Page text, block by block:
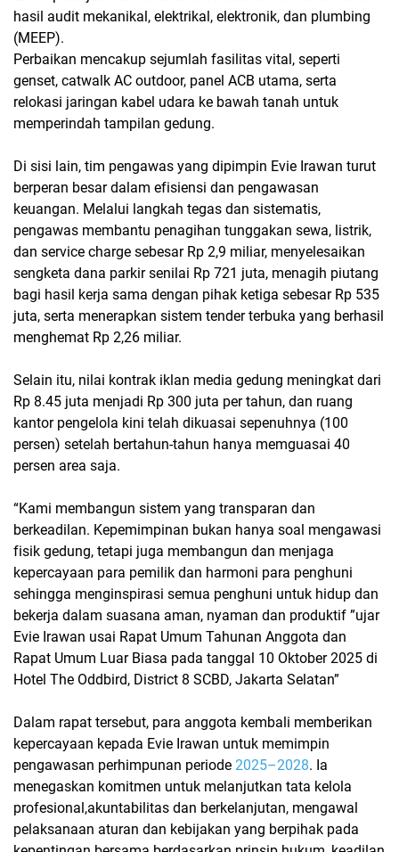
hasil audit mekanikal, elektrikal, elektronik, dan plumbing
(MEEP).
Perbaikan mencakup sejumlah fasilitas vital, seperti
genset, catwalk AC outdoor, panel ACB utama, serta
relokasi jaringan kabel udara ke bawah tanah untuk
memperindah tampilan gedung.
Di sisi lain, tim pengawas yang dipimpin Evie Irawan turut
berperan besar dalam efisiensi dan pengawasan
keuangan. Melalui langkah tegas dan sistematis,
pengawas membantu penagihan tunggakan sewa, listrik,
dan service charge sebesar Rp 2,9 miliar, menyelesaikan
sengketa dana parkir senilai Rp 721 juta, menagih piutang
bagi hasil kerja sama dengan pihak ketiga sebesar Rp 535
juta, serta menerapkan sistem tender terbuka yang berhasil
menghemat Rp 2,26 miliar.
Selain itu, nilai kontrak iklan media gedung meningkat dari
Rp 8.45 juta menjadi Rp 300 juta per tahun, dan ruang
kantor pengelola kini telah dikuasai sepenuhnya (100
persen) setelah bertahun-tahun hanya memguasai 40
persen area saja.
“Kami membangun sistem yang transparan dan
berkeadilan. Kepemimpinan bukan hanya soal mengawasi
fisik gedung, tetapi juga membangun dan menjaga
kepercayaan para pemilik dan harmoni para penghuni
sehingga menginspirasi semua penghuni untuk hidup dan
bekerja dalam suasana aman, nyaman dan produktif ”ujar
Evie Irawan usai Rapat Umum Tahunan Anggota dan
Rapat Umum Luar Biasa pada tanggal 10 Oktober 2025 di
Hotel The Oddbird, District 8 SCBD, Jakarta Selatan”
Dalam rapat tersebut, para anggota kembali memberikan
kepercayaan kepada Evie Irawan untuk memimpin
pengawasan perhimpunan periode 2025–2028. Ia
menegaskan komitmen untuk melanjutkan tata kelola
profesional,akuntabilitas dan berkelanjutan, mengawal
pelaksanaan aturan dan kebijakan yang berpihak pada